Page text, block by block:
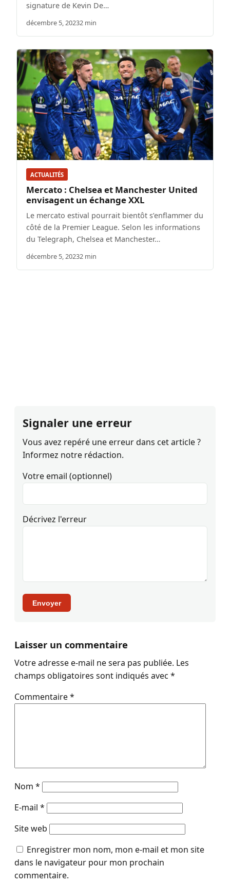
signature de Kevin De…
décembre 5, 20232 min
ACTUALITÉS
Mercato : Chelsea et Manchester United
envisagent un échange XXL
Le mercato estival pourrait bientôt s’enflammer du
côté de la Premier League. Selon les informations
du Telegraph, Chelsea et Manchester…
décembre 5, 20232 min
Signaler une erreur
Vous avez repéré une erreur dans cet article ?
Informez notre rédaction.
Votre email (optionnel)
Décrivez l'erreur
Envoyer
Laisser un commentaire
Votre adresse e-mail ne sera pas publiée. Les
champs obligatoires sont indiqués avec *
Commentaire*
Nom *
E-mail *
Site web
Enregistrer mon nom, mon e-mail et mon site
dans le navigateur pour mon prochain
commentaire.